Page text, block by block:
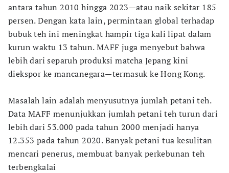
antara tahun 2010 hingga 2023—atau naik sekitar 185
persen. Dengan kata lain, permintaan global terhadap
bubuk teh ini meningkat hampir tiga kali lipat dalam
kurun waktu 13 tahun. MAFF juga menyebut bahwa
lebih dari separuh produksi matcha Jepang kini
diekspor ke mancanegara—termasuk ke Hong Kong.
Masalah lain adalah menyusutnya jumlah petani teh.
Data MAFF menunjukkan jumlah petani teh turun dari
lebih dari 53.000 pada tahun 2000 menjadi hanya
12.353 pada tahun 2020. Banyak petani tua kesulitan
mencari penerus, membuat banyak perkebunan teh
terbengkalai